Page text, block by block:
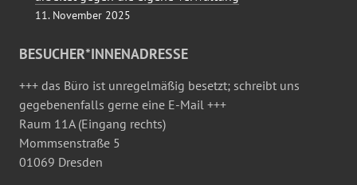
11. November 2025
BESUCHER*INNENADRESSE
+++ das Büro ist unregelmäßig besetzt; schreibt uns
gegebenenfalls gerne eine E-Mail +++
Raum 11A (Eingang rechts)
Mommsenstraße 5
01069 Dresden